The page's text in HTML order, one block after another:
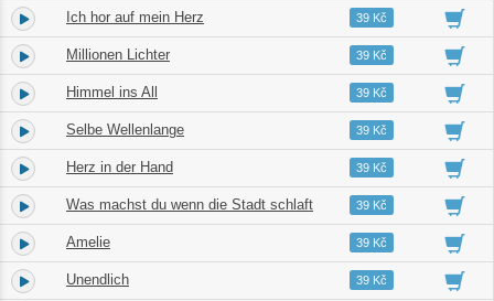
2. Ich hor auf mein Herz 03:2639 Kč
3. Millionen Lichter 03:3639 Kč
4. Himmel ins All 04:1139 Kč
5. Selbe Wellenlange 03:2439 Kč
6. Herz in der Hand 04:1439 Kč
7. Was machst du wenn die Stadt schlaft 03:2339 Kč
8. Amelie 03:0339 Kč
9. Unendlich 03:3339 Kč